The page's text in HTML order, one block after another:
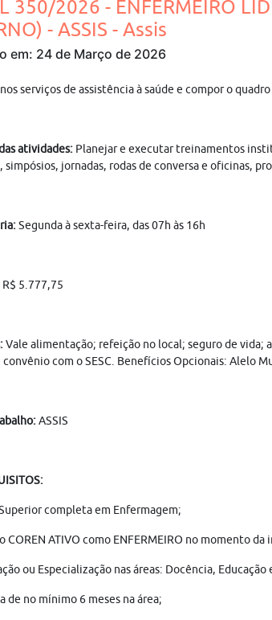
350/2026 - ENFERMEIRO
- ASSIS - Assis
em: 24 de Março de 2026
serviços de assistência à saúde e compor o
atividades:Planejar e executar treinamentos
jornadas, rodas de conversa e oficinas,
Segunda à sexta-feira, das 07h às 16h
R$ 5.777,75
Vale alimentação; refeição no local; seguro de
com o SESC. Benefícios Opcionais: Alelo
ASSIS
completa em Enfermagem;
COREN ATIVO como ENFERMEIRO no momento da
ou Especialização nas áreas: Docência,
de no mínimo 6 meses na área;